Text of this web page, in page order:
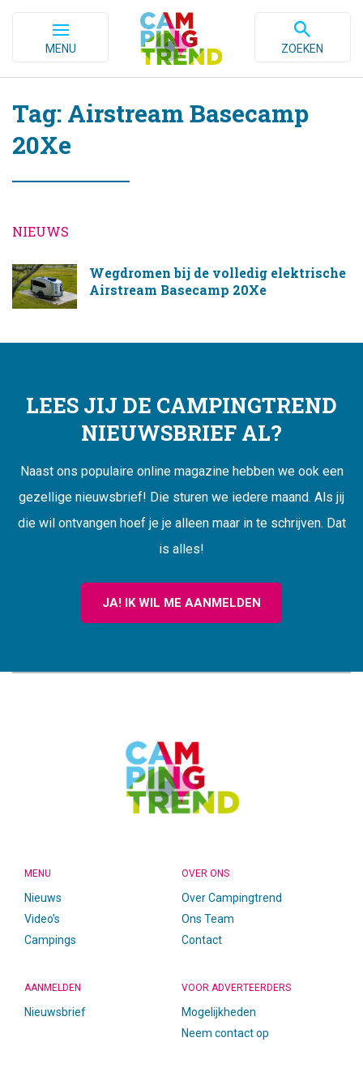
MENU ZOEKEN
Tag: Airstream Basecamp
20Xe
NIEUWS
Wegdromen bij de volledig elektrische
Airstream Basecamp 20Xe
LEES JIJ DE CAMPINGTREND
NIEUWSBRIEF AL?
Naast ons populaire online magazine hebben we ook een
gezellige nieuwsbrief! Die sturen we iedere maand. Als jij
die wil ontvangen hoef je je alleen maar in te schrijven. Dat
is alles!
JA! IK WIL ME AANMELDEN
MENU
Nieuws
Video’s
Campings
OVER ONS
Over Campingtrend
Ons Team
Contact
AANMELDEN
Nieuwsbrief
VOOR ADVERTEERDERS
Mogelijkheden
Neem contact op